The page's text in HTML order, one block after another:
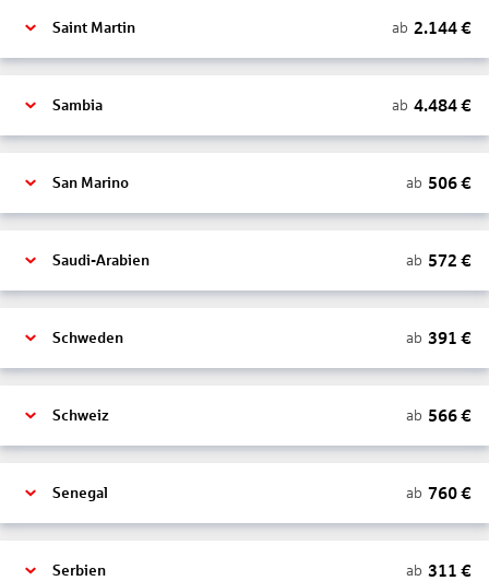
Saint Martin ab 2.144€
Sambia ab 4.484€
San Marino ab 506€
Saudi-Arabien ab 572 €
Schweden ab 391 €
Schweiz ab 566€
Senegal ab 760€
Serbien ab 311 €